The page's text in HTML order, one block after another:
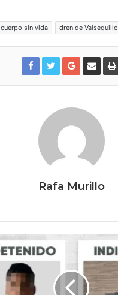
cuerpo sin vida dren de Valsequillo
Rafa Murillo